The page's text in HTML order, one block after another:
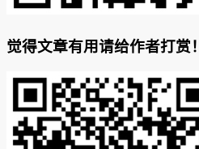
觉得文章有用请给作者打赏！